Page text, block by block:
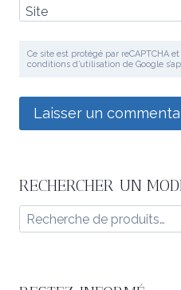
Site
Ce site est protégé par reCAPTCHA
conditions d’utilisation de Google
RECHERCHER UN
Recherche
pour :